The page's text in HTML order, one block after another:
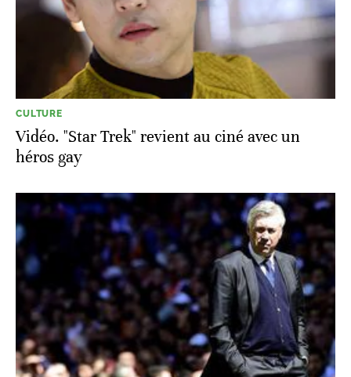
CULTURE
Vidéo. "Star Trek" revient au ciné avec un
héros gay